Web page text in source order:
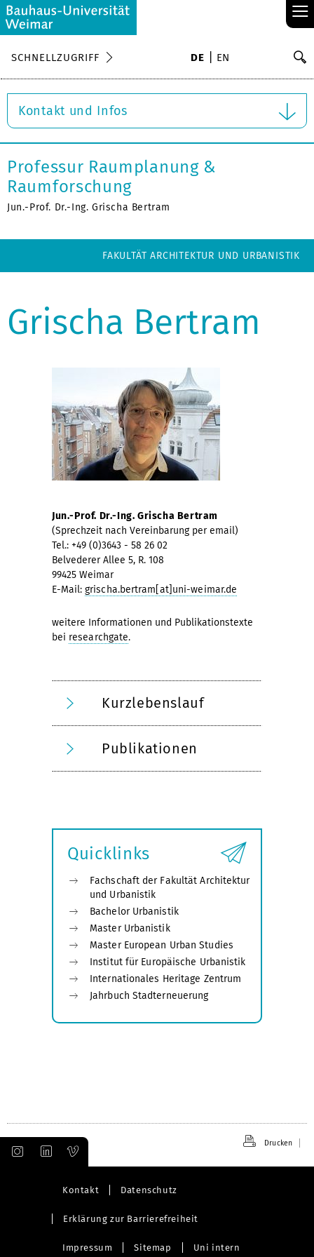
≡
SCHNELLZUGRIFF DE EN
Kontakt und Infos
Professur Raumplanung &
Raumforschung
Jun.-Prof. Dr.-Ing. Grischa Bertram
FAKULTÄT ARCHITEKTUR UND URBANISTIK
Grischa Bertram
Jun.-Prof. Dr.-Ing. Grischa Bertram
(Sprechzeit nach Vereinbarung per email)
Tel.: +49 (0)3643 - 58 26 02
Belvederer Allee 5, R. 108
99425 Weimar
E-Mail: grischa.bertram[at]uni-weimar.de
weitere Informationen und Publikationstexte
bei researchgate.
Kurzlebenslauf
Publikationen
Quicklinks
Fachschaft der Fakultät Architektur
und Urbanistik
Bachelor Urbanistik
Master Urbanistik
Master European Urban Studies
Institut für Europäische Urbanistik
Internationales Heritage Zentrum
Jahrbuch Stadterneuerung
Drucken
Kontakt Datenschutz
Erklärung zur Barrierefreiheit
Impressum Sitemap Uni intern